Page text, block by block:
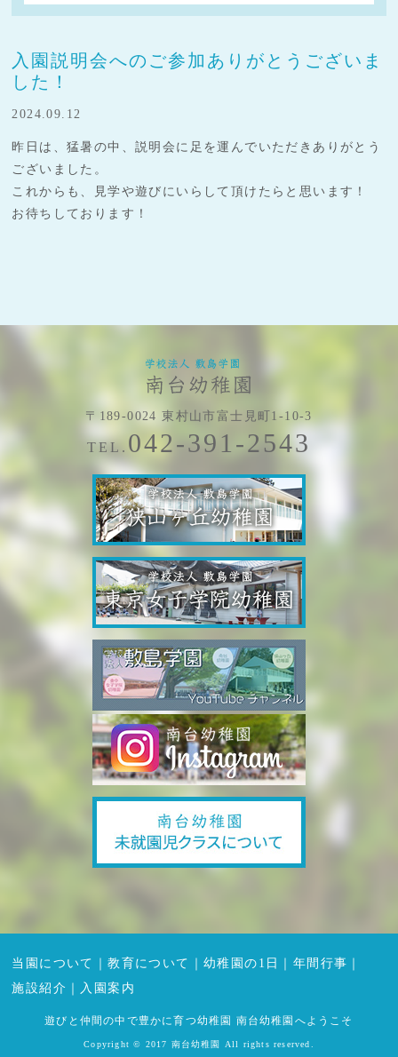
入園説明会へのご参加ありがとうございま
した！
2024.09.12
昨日は、猛暑の中、説明会に足を運んでいただきありがとう
ございました。
これからも、見学や遊びにいらして頂けたらと思います！
お待ちしております！
〒189-0024 東村山市富士見町1-10-3
TEL. 042-391-2543
当園について ｜教育について ｜幼稚園の1日 年間行事
施設紹介
入園案内
遊びと仲間の中で豊かに育つ幼稚園 南台幼稚園へようこそ
Copyright © 2017 南台幼稚園 All rights reserved.